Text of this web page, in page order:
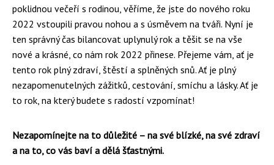
poklidnou večeří s rodinou, věříme, že jste do nového roku
2022 vstoupili pravou nohou a s úsměvem na tváři. Nyní je
ten správný čas bilancovat uplynulý rok a těšit se na vše
nové a krásné, co nám rok 2022 přinese. Přejeme vám, ať je
tento rok plný zdraví, štěstí a splněných snů. Ať je plný
nezapomenutelných zážitků, cestování, smíchu a lásky. Ať je
to rok, na který budete s radostí vzpomínat!
Nezapomínejte na to důležité – na své blízké, na své zdraví
a na to, co vás baví a dělá šťastnými.